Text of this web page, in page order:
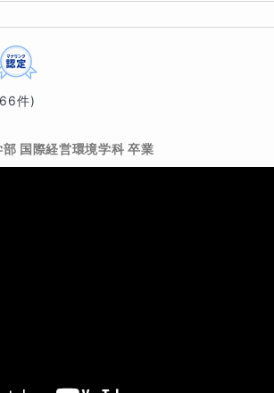
件)
国際経営環境学科 卒業